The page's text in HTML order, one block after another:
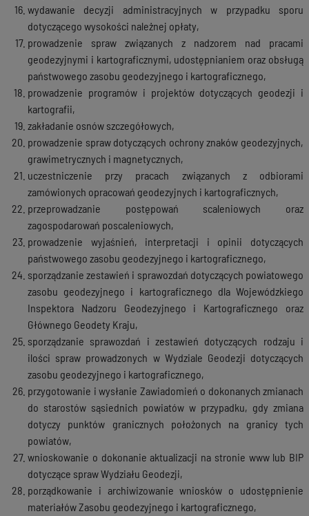
wydawanie decyzji administracyjnych w przypadku sporu
dotyczącego wysokości należnej opłaty,
prowadzenie spraw związanych z nadzorem nad pracami
geodezyjnymi i kartograficznymi, udostępnianiem oraz obsługą
państwowego zasobu geodezyjnego i kartograficznego,
prowadzenie programów i projektów dotyczących geodezji i
kartografii,
zakładanie osnów szczegółowych,
prowadzenie spraw dotyczących ochrony znaków geodezyjnych,
grawimetrycznych i magnetycznych,
uczestniczenie przy pracach związanych z odbiorami
zamówionych opracowań geodezyjnych i kartograficznych,
przeprowadzanie postępowań scaleniowych oraz
zagospodarowań poscaleniowych,
prowadzenie wyjaśnień, interpretacji i opinii dotyczących
państwowego zasobu geodezyjnego i kartograficznego,
sporządzanie zestawień i sprawozdań dotyczących powiatowego
zasobu geodezyjnego i kartograficznego dla Wojewódzkiego
Inspektora Nadzoru Geodezyjnego i Kartograficznego oraz
Głównego Geodety Kraju,
sporządzanie sprawozdań i zestawień dotyczących rodzaju i
ilości spraw prowadzonych w Wydziale Geodezji dotyczących
zasobu geodezyjnego i kartograficznego,
przygotowanie i wysłanie Zawiadomień o dokonanych zmianach
do starostów sąsiednich powiatów w przypadku, gdy zmiana
dotyczy punktów granicznych położonych na granicy tych
powiatów,
wnioskowanie o dokonanie aktualizacji na stronie www lub BIP
dotyczące spraw Wydziału Geodezji,
porządkowanie i archiwizowanie wniosków o udostępnienie
materiałów Zasobu geodezyjnego i kartograficznego,